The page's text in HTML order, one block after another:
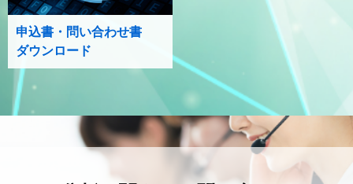
申込書・問い合わせ書
ダウンロード